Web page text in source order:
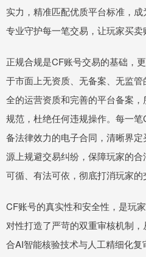
实力，精准匹配优质平台标准，
专业守护每一笔交易，让玩家买卖
正规合规是CF账号交易的基础，
于市面上无资质、无备案、无监
全的运营资质和完善的平台备案
规范，杜绝任何违规操作。每一
备法律效力的电子合同，清晰界
源上规避交易纠纷，保障玩家的
可循、有法可依，彻底打消玩家的
CF账号的真实性和安全性，是玩
对性打造了严苛的双重审核机制
合AI智能核验技术与人工精细化